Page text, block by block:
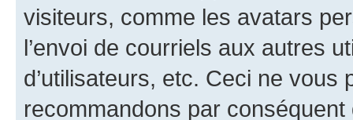
visiteurs, comme les avatars
l’envoi de courriels aux autres
d’utilisateurs, etc. Ceci ne vous
recommandons par conséquent